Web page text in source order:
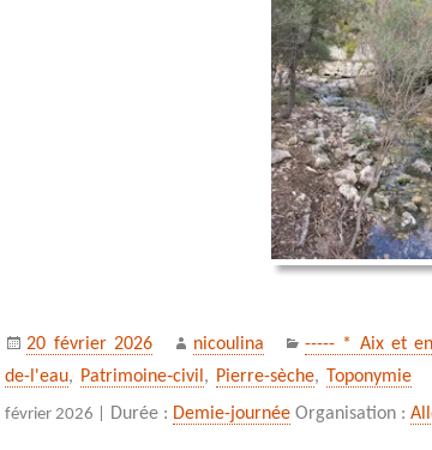
Publié
le
20 février 2026 Auteur
nicoulina Catégories
----- * Aix et
de-l'eau, Patrimoine‑civil , Pierre-sèche, Toponymie
février 2026 | Durée : Demie-journée Organisation :